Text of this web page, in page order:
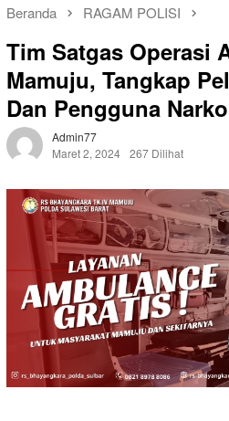
Beranda RAGAM POLISI
Tim Satgas Operasi
Mamuju, Tangkap
Dan Pengguna
Admin77
Maret 2, 2024 267 Dilihat